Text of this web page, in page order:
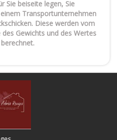
Sie beiseite legen, Sie
Transportunternehmen
Diese werden vom
Gewichts und des Wertes